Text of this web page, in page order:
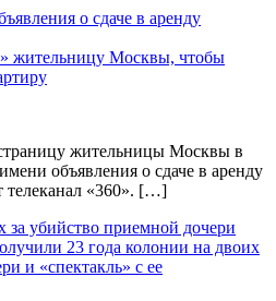
жительницу Москвы, чтобы
жительницы Москвы в
объявления о сдаче в аренду
телеканал «360». […]
23 года колонии на двоих
и «спектакль» с ее